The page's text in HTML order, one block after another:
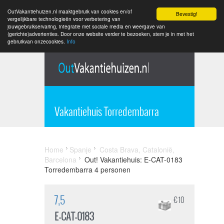
Bevestig!
OutVakantiehuizen.nl maaktgebruik van cookies en/of
vergelijkbare technologieën voor verbetering van
jouwgebruikservaring, integratie met sociale media en weergave van
(gerichte)advertenties. Door onze website verder te bezoeken, stem je in met het
gebruikvan onzecookies. Info
Vakantiehuis Torredembarra
Home Spanje
Costa Brava, Catalonië,
Barcelona
Out! Vakantiehuis: E-CAT-0183
Torredembarra 4 personen
7,5
E-CAT-0183
€ 10